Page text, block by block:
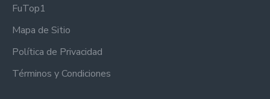
FuTop1
Mapa de Sitio
Política de Privacidad
Términos y Condiciones